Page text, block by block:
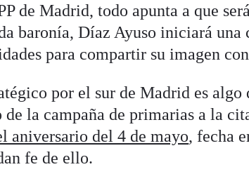
de Madrid, todo apunta a que
baronía, Díaz Ayuso iniciará una
para compartir su imagen
por el sur de Madrid es algo
la campaña de primarias a la
aniversario del 4 de mayo, fecha
fe de ello.